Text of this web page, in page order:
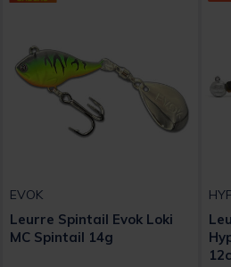
EVOK
Leurre Spintail Evok Loki
MC Spintail 14g